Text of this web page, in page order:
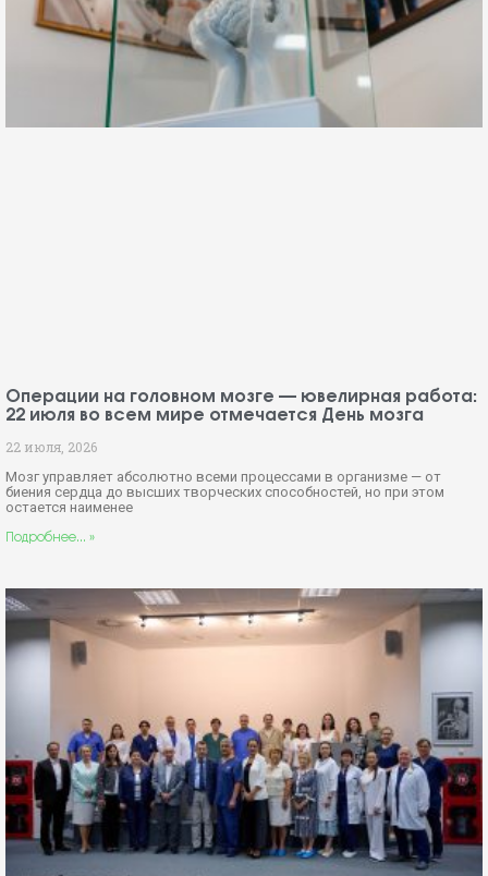
Операции на головном мозге — ювелирная работа:
22 июля во всем мире отмечается День мозга
22 июля, 2026
Мозг управляет абсолютно всеми процессами в организме — от
биения сердца до высших творческих способностей, но при этом
остается наименее
Подробнее... »